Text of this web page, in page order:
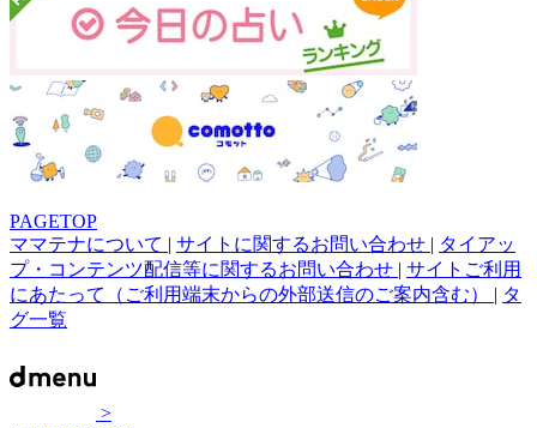
PAGETOP
ママテナについて | サイトに関するお問い合わせ | タイアッ
プ・コンテンツ配信等に関するお問い合わせ | サイトご利用
にあたって（ご利用端末からの外部送信のご案内含む） | タ
グ一覧
>